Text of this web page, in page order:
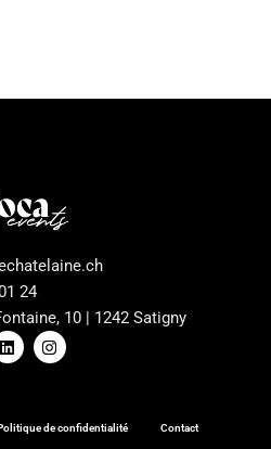
24
10 | 1242 Satigny
L
i
n
d
i
I
n
s
g
r
de confidentialité Contact